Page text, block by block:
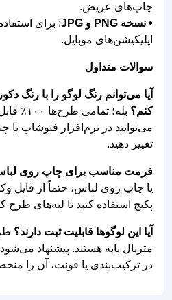
روی بسته‌بندی و تابلو جلوه
برند شما از رقبا متمایز شود
باز نیاز دارید؟
استفاده از فایل‌های لایه باز به
مدیریت کامل برندینگ خود را در
این طرح‌ها عبارتند از:
1. سرعت در راه‌اندازی:
طراح نمانید؛ در کمتر از چند
جایگزین کنید.
2. خلاقیت بی‌پایان:
برخلاف
حتی فونت‌ها را مطابق با
3. کیفیت بدون مرز (Vector):
با